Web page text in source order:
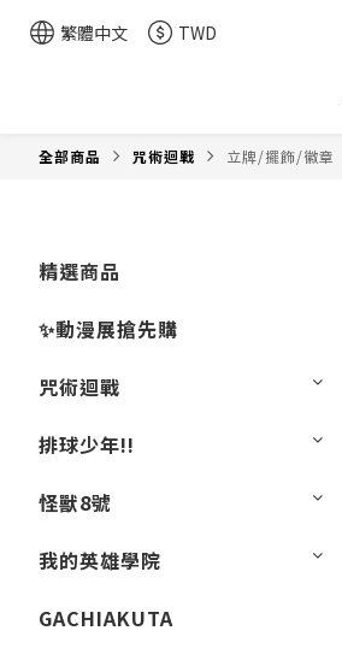
繁體中文 TWD
全部商品 咒術迴戰 立牌/擺飾/徽章
精選商品
✨動漫展搶先購
咒術迴戰
排球少年!!
怪獸8號
我的英雄學院
GACHIAKUTA